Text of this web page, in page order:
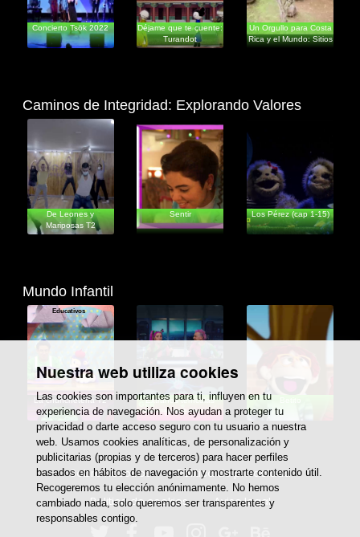
Nuestra web utiliza cookies
Las cookies son importantes para ti, influyen en tu
experiencia de navegación. Nos ayudan a proteger tu
privacidad o darte acceso seguro con tu usuario a nuestra
web. Usamos cookies analíticas, de personalización y
publicitarias (propias y de terceros) para hacer perfiles
basados en hábitos de navegación y mostrarte contenido útil.
Recogeremos tu elección anónimamente. No hemos
cambiado nada, solo queremos ser transparentes y
responsables contigo.
Concierto Tsök 2022
Déjame que te cuente:
Turandot
Un Orgullo para Costa
Rica y el Mundo: Sitios
Caminos de Integridad: Explorando Valores
Documentales
De Leones y
Mariposas T2
Sentir
Educativos
Los Pérez (cap 1-15)
Mundo Infantil
Educativos
La chunchetería T2
Extraños terrícolas
(cap 1-5)
Sobre nosotros Politica de privacidad
Politica de cookies Aviso legal